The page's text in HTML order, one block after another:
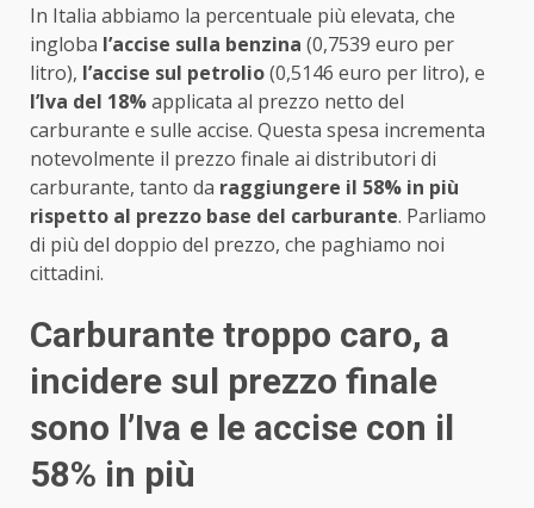
In Italia abbiamo la percentuale più elevata, che
ingloba l’accise sulla benzina (0,7539 euro per
litro), l’accise sul petrolio(0,5146 euro per litro), e
l’Iva del 18%applicata al prezzo netto del
carburante e sulle accise. Questa spesa incrementa
notevolmente il prezzo finale ai distributori di
carburante, tanto da raggiungere il 58% in più
rispetto al prezzo base del carburante. Parliamo
di più del doppio del prezzo, che paghiamo noi
cittadini.
Carburante troppo caro, a
incidere sul prezzo finale
sono l’Iva e le accise con il
58% in più